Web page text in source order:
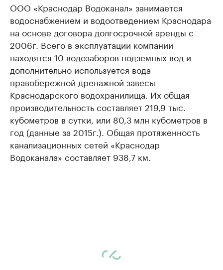
ООО «Краснодар Водоканал» занимается
водоснабжением и водоотведением Краснодара
на основе договора долгосрочной аренды с
2006г. Всего в эксплуатации компании
находятся 10 водозаборов подземных вод и
дополнительно используется вода
правобережной дренажной завесы
Краснодарского водохранилища. Их общая
производительность составляет 219,9 тыс.
кубометров в сутки, или 80,3 млн кубометров в
год (данные за 2015г.). Общая протяженность
канализационных сетей «Краснодар
Водоканала» составляет 938,7 км.